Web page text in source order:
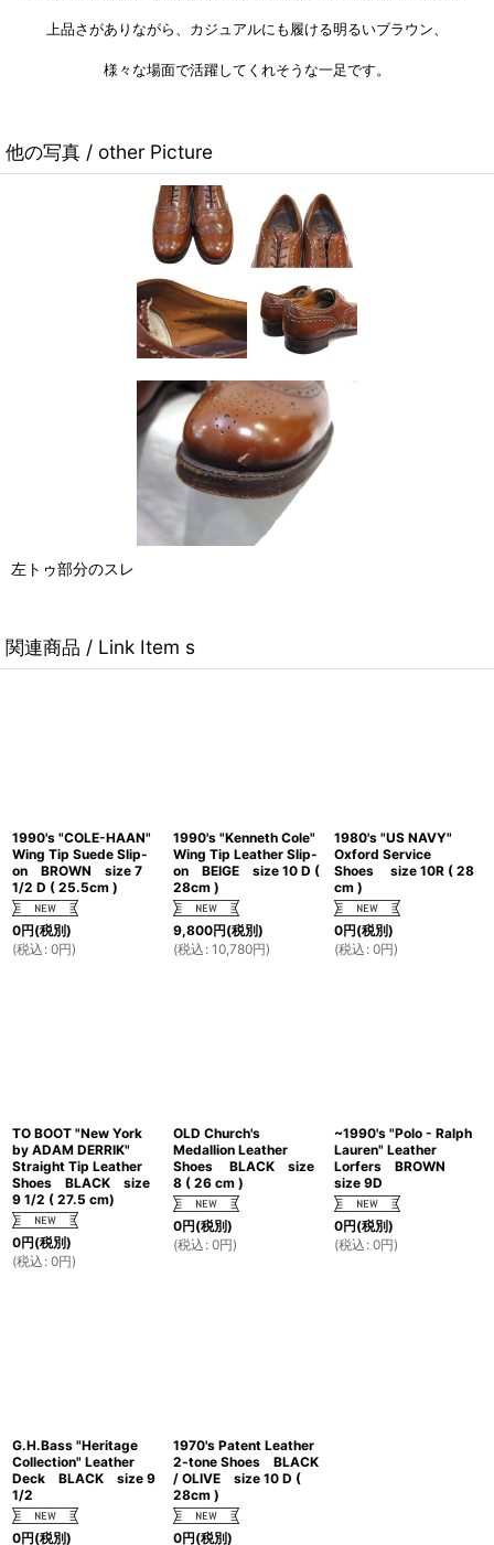
上品さがありながら、カジュアルにも履ける明るいブラウン、
様々な場面で活躍してくれそうな一足です。
他の写真 / other Picture
左トゥ部分のスレ
関連商品 / Link Item s
1990's "COLE-HAAN"
Wing Tip Suede Slip-
on BROWN size 7
1/2 D ( 25.5cm )
0円(税別)
(税込 : 0円)
1990's "Kenneth Cole"
Wing Tip Leather Slip-
on BEIGE size 10 D (
28cm )
9,800円(税別)
(税込 : 10,780円)
1980's "US NAVY"
Oxford Service
Shoes size 10R ( 28
cm )
0円(税別)
(税込 : 0円)
TO BOOT "New York
by ADAM DERRIK"
Straight Tip Leather
Shoes BLACK size
9 1/2 ( 27.5 cm)
0円(税別)
(税込 : 0円)
OLD Church's
Medallion Leather
Shoes BLACK size
8 ( 26 cm )
0円(税別)
(税込 : 0円)
~1990's "Polo - Ralph
Lauren" Leather
Lorfers BROWN
size 9D
0円(税別)
(税込 : 0円)
G.H.Bass "Heritage
Collection" Leather
Deck BLACK size 9
1/2
0円(税別)
1970's Patent Leather
2-tone Shoes BLACK
/ OLIVE size 10 D (
28cm )
0円(税別)